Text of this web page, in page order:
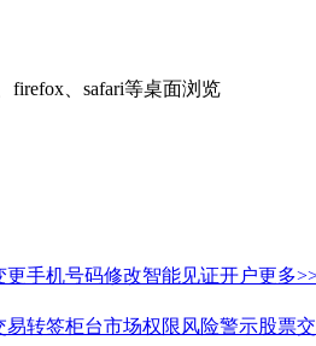
firefox、safari等桌面浏览
更手机号码修改智能见证开户更多
易转签柜台市场权限风险警示股票